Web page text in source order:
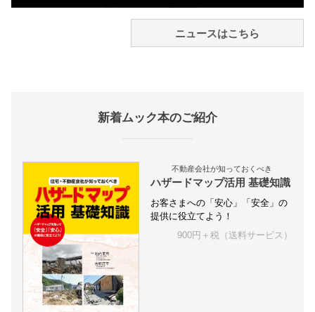
ニュースはこちら
新着ムック本のご紹介
不動産会社が知っておくべき
ハザードマップ活用 基礎知識
お客さまへの「安心」「安全」の
提供に役立てよう！
900円＋税（送料サービス）